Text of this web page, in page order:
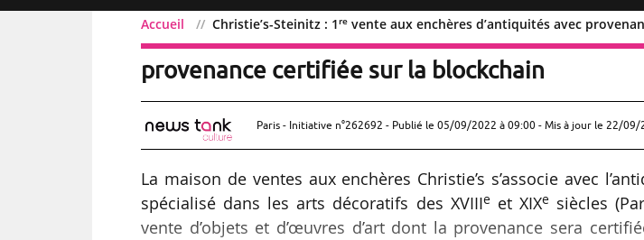
Accueil Christie’s-Steinitz : 1re vente aux enchères d’antiquités avec
Christie’s-Steinitz : 1revente aux enchères
provenance certifiée sur la blockchain
Paris - Initiative n°262692 - Publié le 05/09/2022 à 09:00- Mis à jour le 22/09/
La maison de ventes aux enchères Christie’s s’associe avec
spécialisé dans les arts décoratifs des XVIIIeet XIXesiècles
vente d’objets et d’œuvres d’art dont la provenance sera